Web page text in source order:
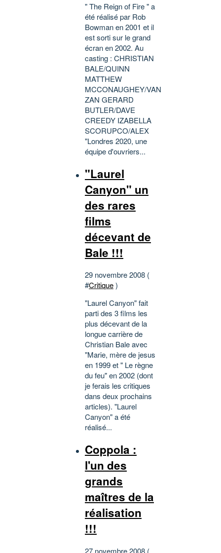
" The Reign of Fire " a
été réalisé par Rob
Bowman en 2001 et il
est sorti sur le grand
écran en 2002. Au
casting : CHRISTIAN
BALE/QUINN
MATTHEW
MCCONAUGHEY/VAN
ZAN GERARD
BUTLER/DAVE
CREEDY IZABELLA
SCORUPCO/ALEX
"Londres 2020, une
équipe d'ouvriers...
"Laurel
Canyon" un
des rares
films
décevant de
Bale !!!
29 novembre 2008 (
#Critique)
"Laurel Canyon" fait
parti des 3 films les
plus décevant de la
longue carrière de
Christian Bale avec
"Marie, mère de jesus
en 1999 et " Le règne
du feu" en 2002 (dont
je ferais les critiques
dans deux prochains
articles). "Laurel
Canyon" a été
réalisé...
Coppola :
l'un des
grands
maîtres de la
réalisation
!!!
27 novembre 2008 (